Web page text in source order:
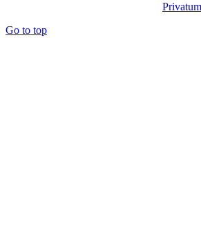
Go to top